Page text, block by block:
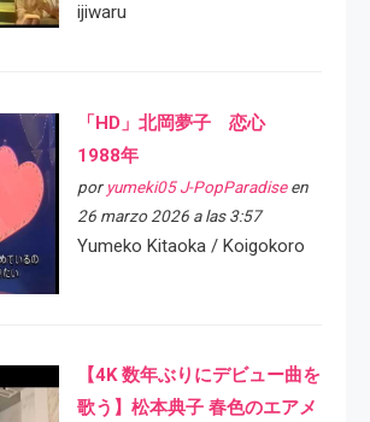
ijiwaru
「HD」北岡夢子 恋心
1988年
por yumeki05 J-PopParadiseen
26 marzo 2026 a las 3:57
Yumeko Kitaoka / Koigokoro
【4K 数年ぶりにデビュー曲を
歌う】松本典子 春色のエアメ